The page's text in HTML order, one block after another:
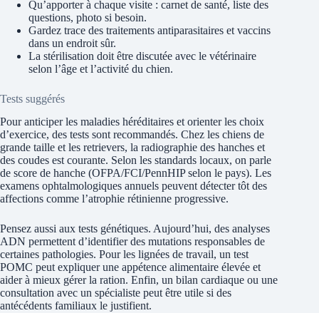
Qu’apporter à chaque visite : carnet de santé, liste des
questions, photo si besoin.
Gardez trace des traitements antiparasitaires et vaccins
dans un endroit sûr.
La stérilisation doit être discutée avec le vétérinaire
selon l’âge et l’activité du chien.
Tests suggérés
Pour anticiper les maladies héréditaires et orienter les choix
d’exercice, des tests sont recommandés. Chez les chiens de
grande taille et les retrievers, la radiographie des hanches et
des coudes est courante. Selon les standards locaux, on parle
de score de hanche (OFPA/FCI/PennHIP selon le pays). Les
examens ophtalmologiques annuels peuvent détecter tôt des
affections comme l’atrophie rétinienne progressive.
Pensez aussi aux tests génétiques. Aujourd’hui, des analyses
ADN permettent d’identifier des mutations responsables de
certaines pathologies. Pour les lignées de travail, un test
POMC peut expliquer une appétence alimentaire élevée et
aider à mieux gérer la ration. Enfin, un bilan cardiaque ou une
consultation avec un spécialiste peut être utile si des
antécédents familiaux le justifient.